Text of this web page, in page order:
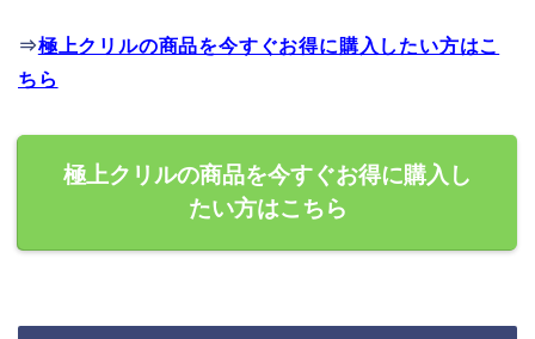
⇒極上クリルの商品を今すぐお得に購入したい方はこ
ちら
極上クリルの商品を今すぐお得に購入し
たい方はこちら